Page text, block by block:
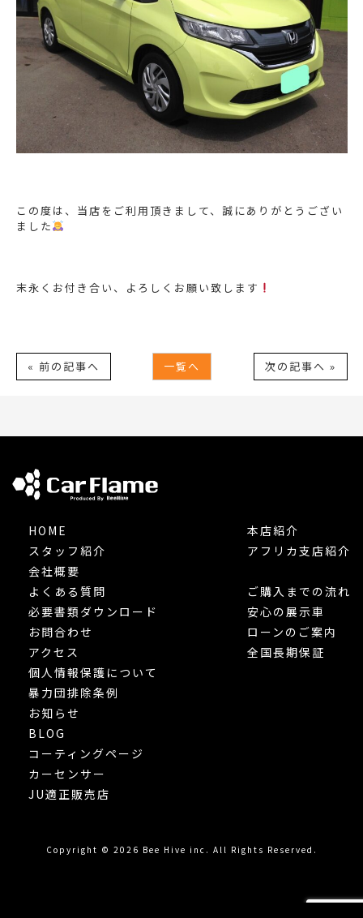
この度は、当店をご利用頂きまして、誠にありがとうござい
ました
末永くお付き合い、よろしくお願い致します
« 前の記事へ 一覧へ 次の記事へ »
HOME
スタッフ紹介
会社概要
本店紹介
アフリカ支店紹介
よくある質問
必要書類ダウンロード
お問合わせ
アクセス
個人情報保護について
暴力団排除条例
お知らせ
BLOG
ご購入までの流れ
安心の展示車
ローンのご案内
全国長期保証
コーティングページ
カーセンサー
JU適正販売店
Copyright © 2026 Bee Hive inc. All Rights Reserved.